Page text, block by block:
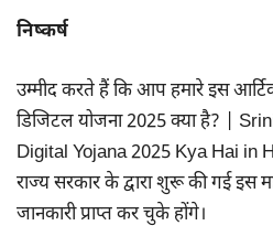
निष्कर्ष
उम्मीद करते हैं कि आप हमारे इस
डिजिटल योजना 2025 क्या है? |
Digital Yojana 2025 Kya Hai in
राज्य सरकार के द्वारा शुरू की गई इस
जानकारी प्राप्त कर चुके होंगे।